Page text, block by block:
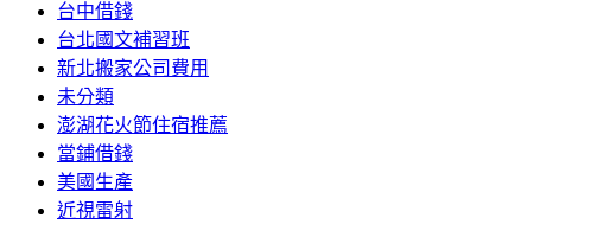
台中借錢
台北國文補習班
新北搬家公司費用
未分類
澎湖花火節住宿推薦
當鋪借錢
美國生產
近視雷射